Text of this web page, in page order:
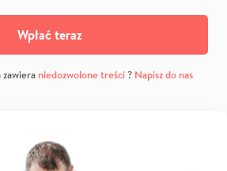
Wpłać teraz
zawiera niedozwolone treści? Napisz do nas